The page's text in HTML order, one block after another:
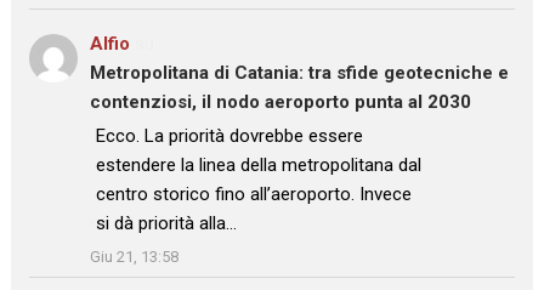
Alfio
Metropolitana di Catania: tra sfide geotecniche e
contenziosi, il nodo aeroporto punta al 2030
: “
Ecco. La priorità dovrebbe essere
estendere la linea della metropolitana dal
centro storico fino all’aeroporto. Invece
si dà priorità alla…
”
Giu 21, 13:58